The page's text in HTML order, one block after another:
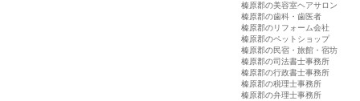
榛原郡の美容室ヘアサロン
榛原郡の歯科・歯医者
榛原郡のリフォーム会社
榛原郡のペットショップ
榛原郡の民宿・旅館・宿坊
榛原郡の司法書士事務所
榛原郡の行政書士事務所
榛原郡の税理士事務所
榛原郡の弁理士事務所